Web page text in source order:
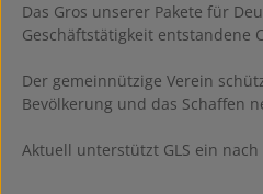
Das Gros unserer Pakete für
Geschäftstätigkeit entstandene
Der gemeinnützige Verein
Bevölkerung und das Schaffen
Aktuell unterstützt GLS ein